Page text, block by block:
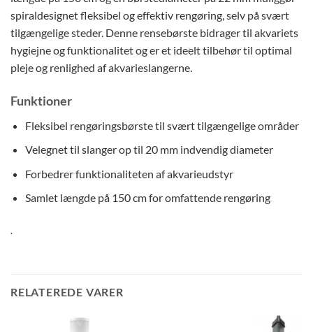
spiraldesignet fleksibel og effektiv rengøring, selv på svært
tilgængelige steder. Denne rensebørste bidrager til akvariets
hygiejne og funktionalitet og er et ideelt tilbehør til optimal
pleje og renlighed af akvarieslangerne.
Funktioner
Fleksibel rengøringsbørste til svært tilgængelige områder
Velegnet til slanger op til 20 mm indvendig diameter
Forbedrer funktionaliteten af ​​akvarieudstyr
Samlet længde på 150 cm for omfattende rengøring
.
RELATEREDE VARER